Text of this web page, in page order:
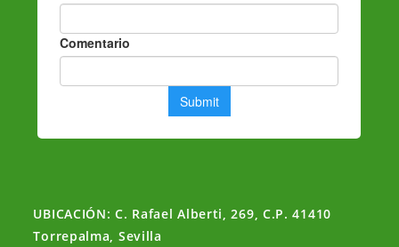
UBICACIÓN: C. Rafael Alberti, 269, C.P. 41410
Torrepalma, Sevilla